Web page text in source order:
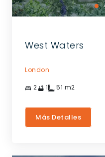
West Waters
London
2 1 51 m2
Más Detalles